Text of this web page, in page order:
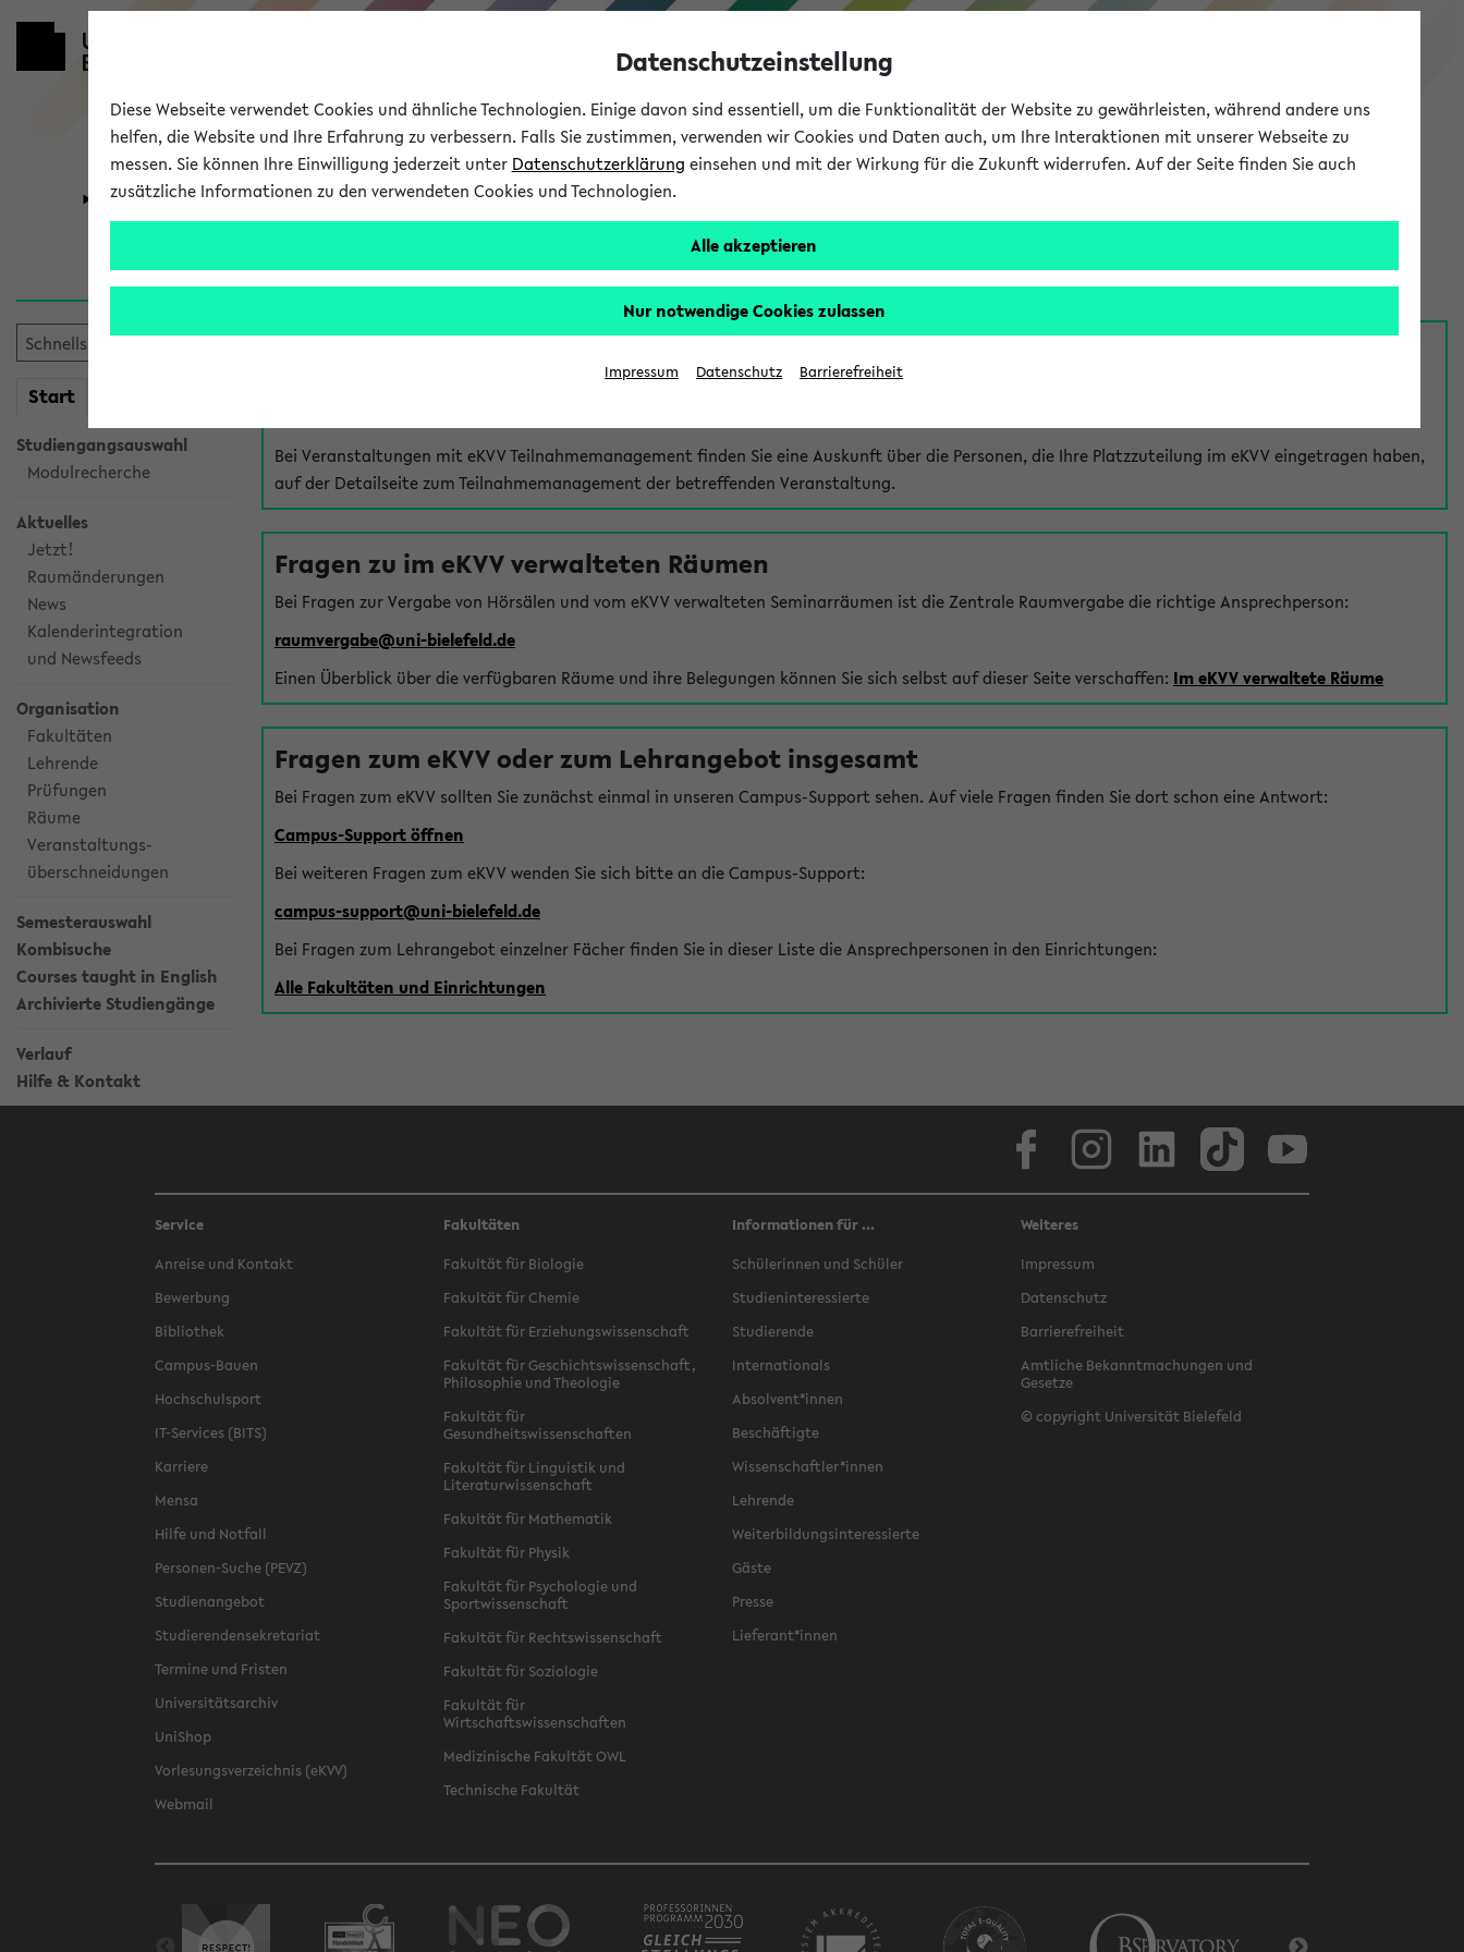
eKVV
Universität Forschung Studium
Start
Studiengangsauswahl
Modulrecherche
Aktuelles
Jetzt!
Raumänderungen
News
Kalenderintegration
und Newsfeeds
Organisation
Fakultäten
Lehrende
Prüfungen
Räume
Veranstaltungs-
überschneidungen
Semesterauswahl
Kombisuche
Courses taught in English
Archivierte Studiengänge
Verlauf
Hilfe & Kontakt
Hilfe & Kontakt
Bei Veranstaltungen mit eKVV Teilnahmemanagement finden Sie eine Auskunft über die Personen, die Ihre Platzzuteilung im eKVV eingetragen haben,
auf der Detailseite zum Teilnahmemanagement der betreffenden Veranstaltung.
Fragen zu im eKVV verwalteten Räumen
Bei Fragen zur Vergabe von Hörsälen und vom eKVV verwalteten Seminarräumen ist die Zentrale Raumvergabe die richtige Ansprechperson:
raumvergabe@uni-bielefeld.de
Einen Überblick über die verfügbaren Räume und ihre Belegungen können Sie sich selbst auf dieser Seite verschaffen: Im eKVV verwaltete Räume
Fragen zum eKVV oder zum Lehrangebot insgesamt
Bei Fragen zum eKVV sollten Sie zunächst einmal in unseren Campus-Support sehen. Auf viele Fragen finden Sie dort schon eine Antwort:
Campus-Support öffnen
Bei weiteren Fragen zum eKVV wenden Sie sich bitte an die Campus-Support:
campus-support@uni-bielefeld.de
Bei Fragen zum Lehrangebot einzelner Fächer finden Sie in dieser Liste die Ansprechpersonen in den Einrichtungen:
Alle Fakultäten und Einrichtungen
Service
Anreise und Kontakt
Bewerbung
Bibliothek
Campus-Bauen
Hochschulsport
IT-Services (BITS)
Karriere
Mensa
Hilfe und Notfall
Personen-Suche (PEVZ)
Studienangebot
Studierendensekretariat
Termine und Fristen
Universitätsarchiv
UniShop
Vorlesungsverzeichnis (eKVV)
Webmail
Fakultäten
Fakultät für Biologie
Fakultät für Chemie
Fakultät für Erziehungswissenschaft
Fakultät für Geschichtswissenschaft,
Philosophie und Theologie
Fakultät für
Gesundheitswissenschaften
Fakultät für Linguistik und
Literaturwissenschaft
Fakultät für Mathematik
Fakultät für Physik
Fakultät für Psychologie und
Sportwissenschaft
Fakultät für Rechtswissenschaft
Fakultät für Soziologie
Fakultät für
Wirtschaftswissenschaften
Medizinische Fakultät OWL
Technische Fakultät
Informationen für ...
Schülerinnen und Schüler
Studieninteressierte
Studierende
Internationals
Absolvent*innen
Beschäftigte
Wissenschaftler*innen
Lehrende
Weiterbildungsinteressierte
Gäste
Presse
Lieferant*innen
Weiteres
Impressum
Datenschutz
Barrierefreiheit
Amtliche Bekanntmachungen und
Gesetze
© copyright Universität Bielefeld
Datenschutzeinstellung
Diese Webseite verwendet Cookies und ähnliche Technologien. Einige davon sind essentiell, um die Funktionalität der Website zu gewährleisten, während andere uns
helfen, die Website und Ihre Erfahrung zu verbessern. Falls Sie zustimmen, verwenden wir Cookies und Daten auch, um Ihre Interaktionen mit unserer Webseite zu
messen. Sie können Ihre Einwilligung jederzeit unter Datenschutzerklärung einsehen und mit der Wirkung für die Zukunft widerrufen. Auf der Seite finden Sie auch
zusätzliche Informationen zu den verwendeten Cookies und Technologien.
Alle akzeptieren
Nur notwendige Cookies zulassen
Impressum Datenschutz Barrierefreiheit